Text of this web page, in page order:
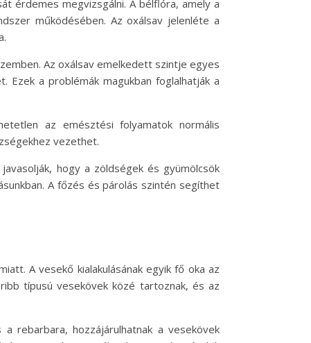
érdemes megvizsgálni. A bélflóra, amely a
működésében. Az oxálsav jelenléte a
Az oxálsav emelkedett szintje egyes
a problémák magukban foglalhatják a
az emésztési folyamatok normális
vezethet.
hogy a zöldségek és gyümölcsök
A főzés és párolás szintén segíthet
A vesekő kialakulásának egyik fő oka az
típusú vesekövek közé tartoznak, és az
rebarbara, hozzájárulhatnak a vesekövek